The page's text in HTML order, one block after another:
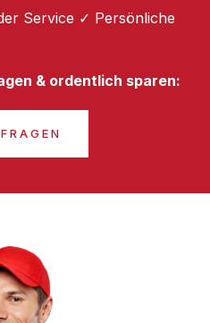
Service ✓ Persönliche
& ordentlich sparen: